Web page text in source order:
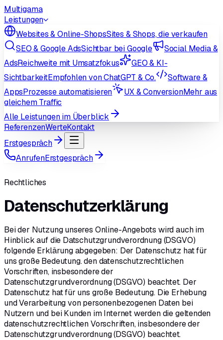
Multigama
Leistungen
Websites & Online-ShopsSites & Shops, die verkaufen
SEO & Google AdsSichtbar bei Google
Social Media &
AdsReichweite mit Umsatzfokus
GEO & KI-
SichtbarkeitEmpfohlen von ChatGPT & Co.
Software &
AppsProzesse automatisieren UX & ConversionMehr aus
gleichem Traffic
Alle Leistungen im Überblick
ReferenzenWerteKontakt
Erstgespräch
AnrufenErstgespräch
Rechtliches
Datenschutzerklärung
Bei der Nutzung unseres Online-Angebots wird auch im
Hinblick auf die Datschutzgrundverordnung (DSGVO)
folgende Erklärung abgegeben: Der Datenschutz hat für
uns große Bedeutung. den datenschutzrechtlichen
Vorschriften, insbesondere der
Datenschutzgrundverordnung (DSGVO) beachtet. Der
Datenschutz hat für uns große Bedeutung. Die Erhebung
und Verarbeitung von personenbezogenen Daten bei
Nutzern und bei Kunden im Internet werden die geltenden
datenschutzrechtlichen Vorschriften, insbesondere der
Datenschutzgrundverordnung (DSGVO) beachtet.